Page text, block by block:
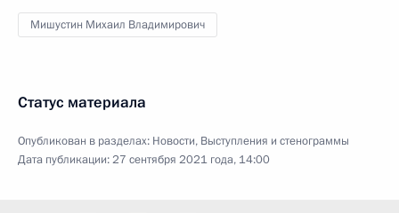
Мишустин Михаил Владимирович
Статус материала
Опубликован в разделах: Новости, Выступления и стенограммы
Дата публикации:27 сентября 2021 года, 14:00